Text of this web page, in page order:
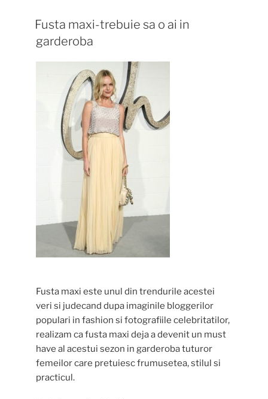
Fusta maxi-trebuie sa o ai in
garderoba
Fusta maxi este unul din trendurile acestei
veri si judecand dupa imaginile bloggerilor
populari in fashion si fotografiile celebritatilor,
realizam ca fusta maxi deja a devenit un must
have al acestui sezon in garderoba tuturor
femeilor care pretuiesc frumusetea, stilul si
practicul.